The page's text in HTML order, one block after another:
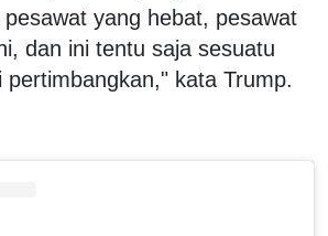
yang hebat, pesawat
dan ini tentu saja sesuatu
pertimbangkan," kata Trump.